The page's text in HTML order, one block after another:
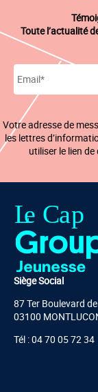
Toute l’actualité
Votre adresse de
les lettres
utiliser le lien
Siège Social
87 Ter Boulevard
03100
Tél : 04 70 05 72 34